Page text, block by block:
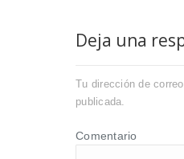
Deja una
Tu dirección de
publicada.
Comentario